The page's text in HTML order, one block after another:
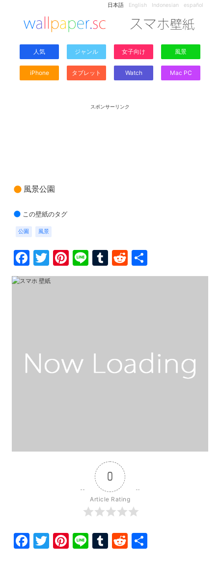
日本語 English Indonesian español
人気 ジャンル 女子向け 風景
iPhone タブレット Watch Mac PC
スポンサーリンク
風景公園
この壁紙のタグ
公園 風景
Facebook
Twitter
Pinterest
LineTumblr
Reddit
有
0
Article Rating
Facebook
Twitter
Pinterest
LineTumblr
Reddit